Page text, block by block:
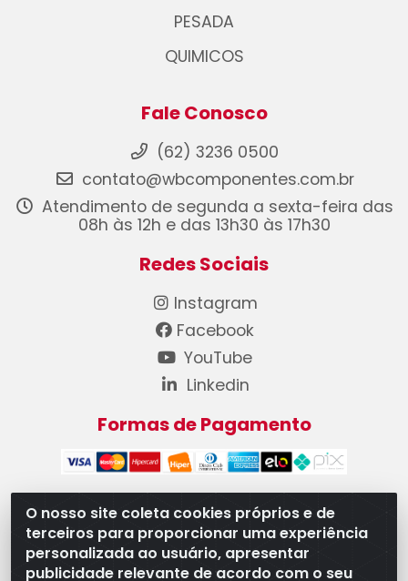
O nosso site coleta cookies próprios e de
terceiros para proporcionar uma experiência
personalizada ao usuário, apresentar
publicidade relevante de acordo com o seu
PESADA
QUIMICOS
Fale Conosco
(62) 3236 0500
contato@wbcomponentes.com.br
Atendimento de segunda a sexta-feira das
08h às 12h e das 13h30 às 17h30
Redes Sociais
Instagram
Facebook
YouTube
Linkedin
Formas de Pagamento
WB Componentes Automotivos LTDA - CNPJ
08.528.393/0001-12 - Rua do Níquel, 667 - Parque
Oeste Industrial, Goiânia/GO - CEP 74375-660